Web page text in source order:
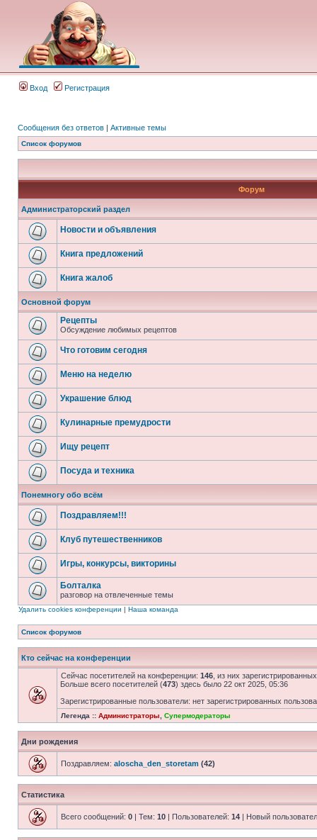
Вход Регистрация
Сообщения без ответов | Активные темы
Список форумов
Форум
Администраторский раздел
Новости и объявления
Книга предложений
Книга жалоб
Основной форум
Рецепты
Обсуждение любимых рецептов
Что готовим сегодня
Меню на неделю
Украшение блюд
Кулинарные премудрости
Ищу рецепт
Посуда и техника
Понемногу обо всём
Поздравляем!!!
Клуб путешественников
Игры, конкурсы, викторины
Болталка
разговор на отвлеченные темы
Удалить cookies конференции | Наша команда
Список форумов
Кто сейчас на конференции
Сейчас посетителей на конференции: 146 , из них
Больше всего посетителей (473) здесь было 22 окт 2025, 05:36
Зарегистрированные пользователи: нет зарегистрированных
Легенда :: Администраторы Супермодераторы
Дни рождения
Поздравляем: aloscha_den_storetam (42)
Статистика
Всего сообщений: 0 | Тем: 10 | Пользователей: 14 | Новый